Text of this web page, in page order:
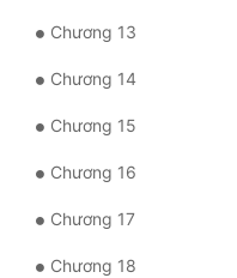
Nữ Phụ
Phong Thủy - Tâm Linh
Phương Tây
Phản Phái
Quan Trường
Quân Sự
Chương 13
Chương 14
Chương 15
Chương 16
Chương 17
Chương 18